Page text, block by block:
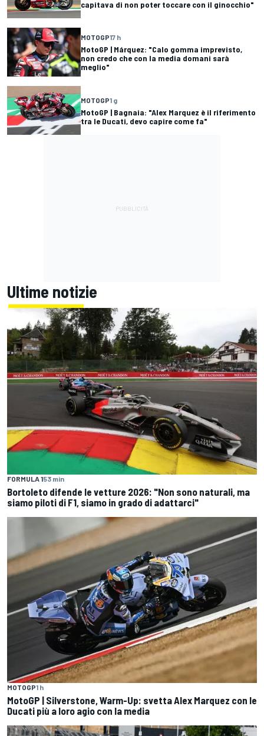
capitava di non poter toccare con il ginocchio"
MOTOGP17 h
MotoGP | Márquez: "Calo gomma imprevisto,
non credo che con la media domani sarà
meglio"
MOTOGP1 g
MotoGP | Bagnaia: "Alex Marquez è il riferimento
tra le Ducati, devo capire come fa"
Ultime notizie
FORMULA 153 min
Bortoleto difende le vetture 2026: "Non sono naturali, ma
siamo piloti di F1, siamo in grado di adattarci"
MOTOGP1 h
MotoGP | Silverstone, Warm-Up: svetta Alex Marquez con le
Ducati più a loro agio con la media